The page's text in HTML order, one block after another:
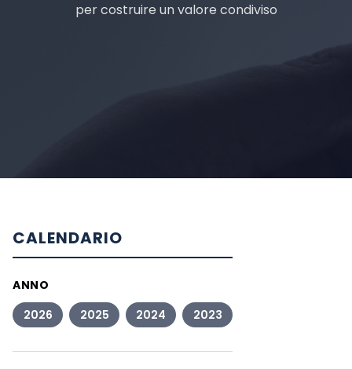
per costruire un valore condiviso
CALENDARIO
ANNO
2026
2025 2024 2023